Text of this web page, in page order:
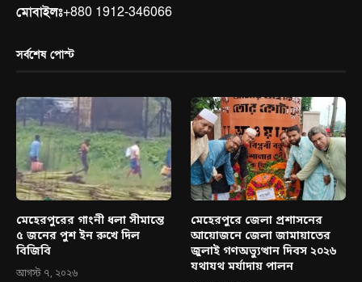
মোবাইলঃ+880 1912-346066
সর্বশেষ পোস্ট
মেহেরপুরের গাংনী ধলা সীমান্তে
৫ জনের পুশ ইন রুখে দিল
বিজিবি
আগস্ট ৭, ২০২৬
মেহেরপুরে জেলা প্রশাসনের
আয়োজনে জেলা জামায়াতের
জুলাই গণঅভ্যুত্থান দিবস ২০২৬
যথাযথ মর্যাদায় পালন